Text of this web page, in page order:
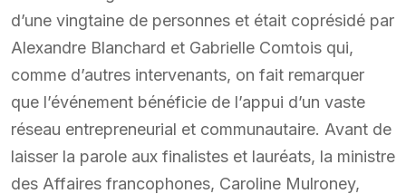
d’une vingtaine de personnes et était coprésidé par
Alexandre Blanchard et Gabrielle Comtois qui,
comme d’autres intervenants, on fait remarquer
que l’événement bénéficie de l’appui d’un vaste
réseau entrepreneurial et communautaire. Avant de
laisser la parole aux finalistes et lauréats, la ministre
des Affaires francophones, Caroline Mulroney,